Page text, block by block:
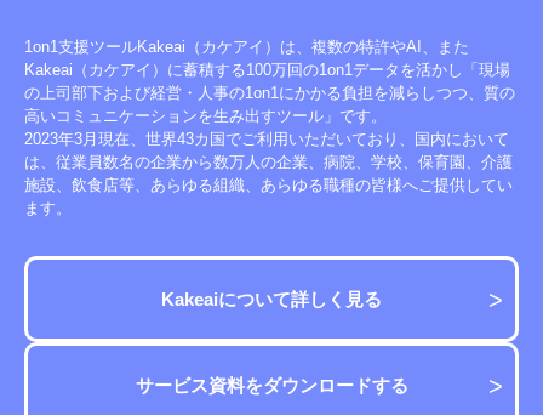
1on1支援ツールKakeai（カケアイ）は、複数の特許やAI、また
Kakeai（カケアイ）に蓄積する100万回の1on1データを活かし「現場
の上司部下および経営・人事の1on1にかかる負担を減らしつつ、質の
高いコミュニケーションを生み出すツール」です。
2023年3月現在、世界43カ国でご利用いただいており、国内において
は、従業員数名の企業から数万人の企業、病院、学校、保育園、介護
施設、飲食店等、あらゆる組織、あらゆる職種の皆様へご提供してい
ます。
Kakeaiについて詳しく見る
サービス資料をダウンロードする